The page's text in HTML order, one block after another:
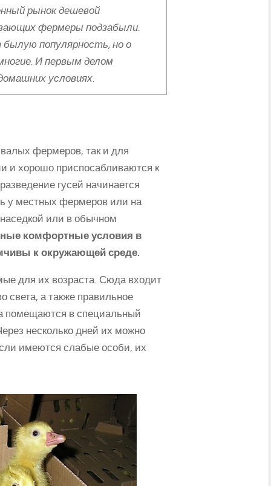
рынок дешевой
фермеры подзабыли.
популярность, но о
И первым делом
условиях.
фермеров, так и для
и хорошо приспосабливаются к
гусей начинается
у местных фермеров или на
или в обычном
комфортные условия в
к окружающей среде.
для их возраста. Сюда входит
света, а также правильное
помещаются в специальный
несколько дней их можно
имеются слабые особи, их